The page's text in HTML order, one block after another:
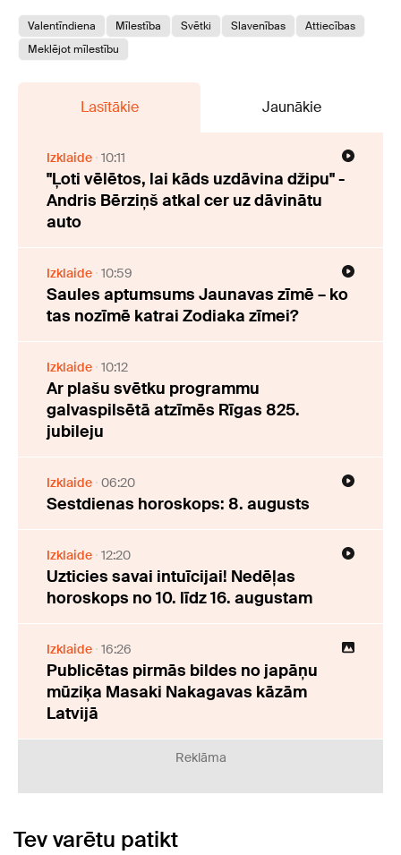
Valentīndiena Mīlestība Svētki Slavenības
Attiecības
Meklējot mīlestību
Lasītākie Jaunākie
Izklaide 10:11
"Ļoti vēlētos, lai kāds uzdāvina džipu" -
Andris Bērziņš atkal cer uz dāvinātu
auto
Izklaide 10:59
Saules aptumsums Jaunavas zīmē – ko
tas nozīmē katrai Zodiaka zīmei?
Izklaide 10:12
Ar plašu svētku programmu
galvaspilsētā atzīmēs Rīgas 825.
jubileju
Izklaide 06:20
Sestdienas horoskops: 8. augusts
Izklaide 12:20
Uzticies savai intuīcijai! Nedēļas
horoskops no 10. līdz 16. augustam
Izklaide 16:26
Publicētas pirmās bildes no japāņu
mūziķa Masaki Nakagavas kāzām
Latvijā
Reklāma
Tev varētu patikt